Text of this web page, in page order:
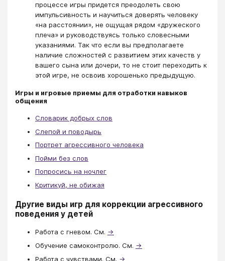
процессе игры придется преодолеть свою
импульсивность и научиться доверять человеку
«на расстоянии», не ощущая рядом «дружеского
плеча» и руководствуясь только словесными
указаниями. Так что если вы предполагаете
наличие сложностей с развитием этих качеств у
вашего сына или дочери, то не стоит переходить к
этой игре, не освоив хорошенько предыдущую.
Игры и игровые приемы для отработки навыков
общения
Словарик добрых слов
Слепой и поводырь
Портрет агрессивного человека
Пойми без слов
Попросись на ночлег
Критикуй, не обижая
Другие виды игр для коррекции агрессивного
поведения у детей
Работа с гневом. См. →
Обучение самоконтролю. См. →
Работа с чувствами. См. →